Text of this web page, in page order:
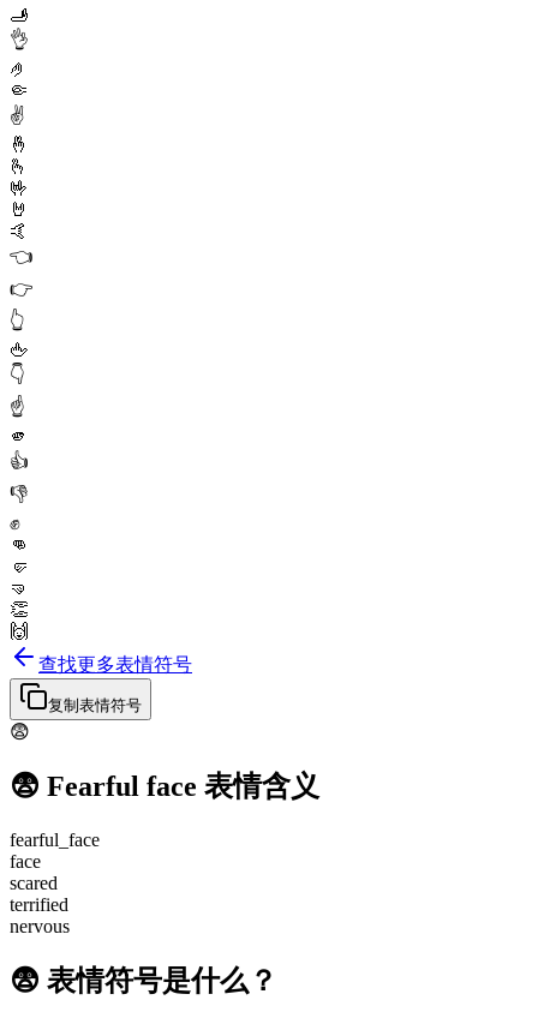
🫸
👌
🤌
🤏
✌️
🤞
🫰
🤟
🤘
🤙
👈
👉
👆
🖕
👇
☝️
🫵
👍
👎
✊
👊
🤛
🤜
👏
🙌
查找更多表情符号
复制表情符号
😨
😨 Fearful face 表情含义
fearful_face
face
scared
terrified
nervous
😨 表情符号是什么？